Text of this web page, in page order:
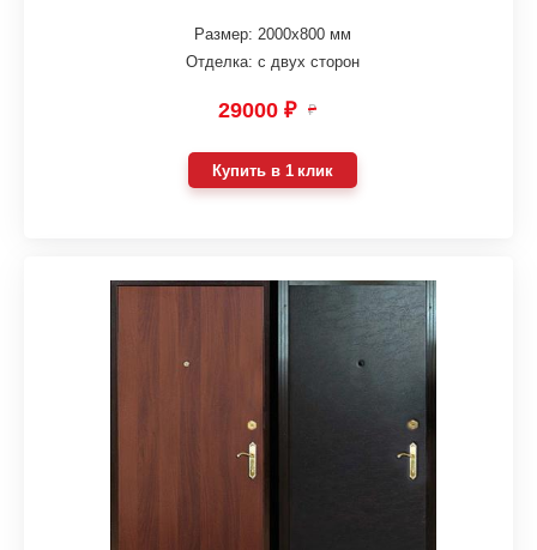
Размер: 2000х800 мм
Отделка: с двух сторон
29000 ₽ ₽
Купить в 1 клик